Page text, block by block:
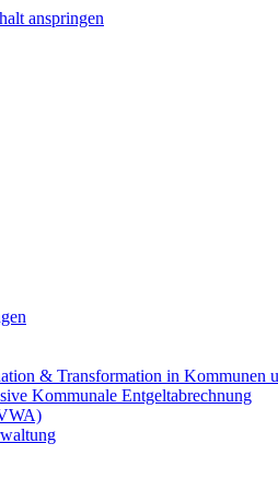
anspringen
& Transformation in Kommunen
Kommunale Entgeltabrechnung